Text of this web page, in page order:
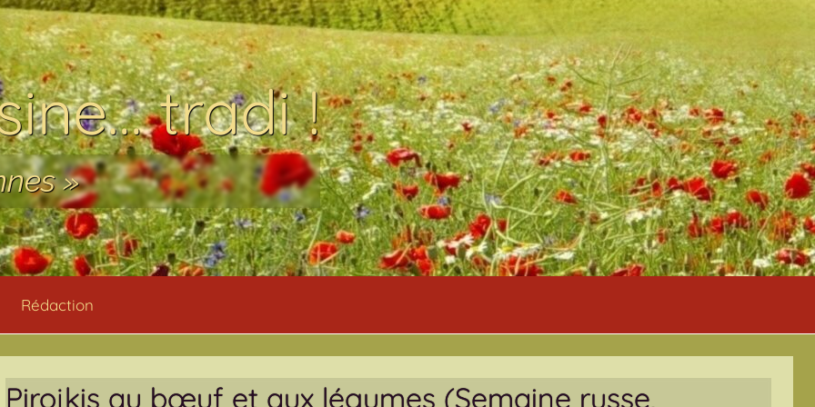
tradi !
»
Rédaction
Pirojkis au bœuf et aux légumes (Semaine russe,